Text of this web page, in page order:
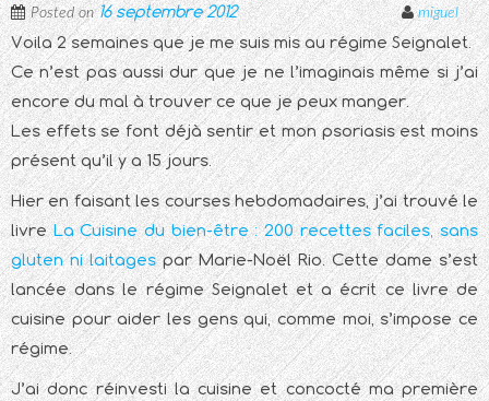
Posted on16 septembre 2012 miguel
Voila 2 semaines que je me suis mis au régime Seignalet.
Ce n’est pas aussi dur que je ne l’imaginais même si j’ai
encore du mal à trouver ce que je peux manger.
Les effets se font déjà sentir et mon psoriasis est moins
présent qu’il y a 15 jours.
Hier en faisant les courses hebdomadaires, j’ai trouvé le
livreLa Cuisine du bien-être : 200 recettes faciles, sans
gluten ni laitagespar Marie-Noël Rio. Cette dame s’est
lancée dans le régime Seignalet et a écrit ce livre de
cuisine pour aider les gens qui, comme moi, s’impose ce
régime.
J’ai donc réinvesti la cuisine et concocté ma première